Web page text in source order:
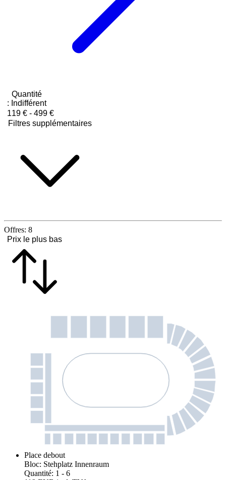
Quantité
: Indifférent
119 € - 499 €
Filtres supplémentaires
Offres: 8
Prix le plus bas
Place debout
Bloc: Stehplatz Innenraum
Quantité: 1 - 6